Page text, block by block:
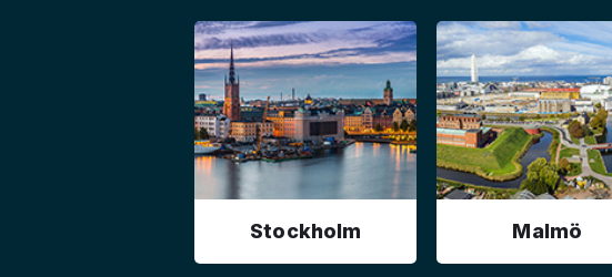
Stockholm Malmö